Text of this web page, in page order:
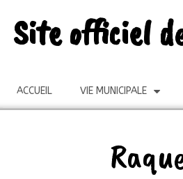
Site officiel
ACCUEIL VIE MUNICIPALE